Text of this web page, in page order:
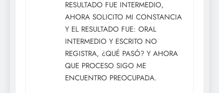
RESULTADO FUE INTERMEDIO,
AHORA SOLICITO MI CONSTANCIA
Y EL RESULTADO FUE: ORAL
INTERMEDIO Y ESCRITO NO
REGISTRA, ¿QUÉ PASÓ? Y AHORA
QUE PROCESO SIGO ME
ENCUENTRO PREOCUPADA.